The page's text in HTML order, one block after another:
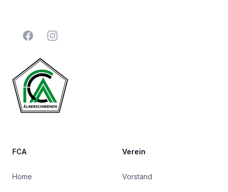
FacebookInstagram
FCA
Home
Verein
Vorstand